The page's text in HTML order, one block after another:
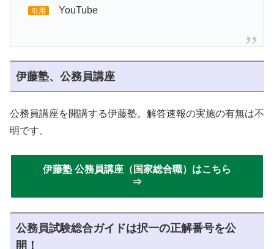
引用 YouTube
伊藤塾、公務員講座
公務員講座を開講する伊藤塾。解答速報の実施の有無は不
明です。
伊藤塾 公務員講座（国家総合職）はこちら
⇒
公務員試験総合ガイドは択一の正解番号を公
開！